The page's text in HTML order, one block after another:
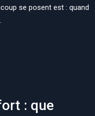
se posent est : quand
: que